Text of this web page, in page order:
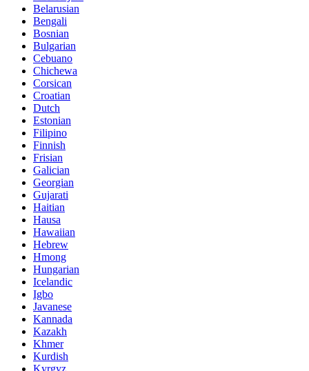
Belarusian
Bengali
Bosnian
Bulgarian
Cebuano
Chichewa
Corsican
Croatian
Dutch
Estonian
Filipino
Finnish
Frisian
Galician
Georgian
Gujarati
Haitian
Hausa
Hawaiian
Hebrew
Hmong
Hungarian
Icelandic
Igbo
Javanese
Kannada
Kazakh
Khmer
Kurdish